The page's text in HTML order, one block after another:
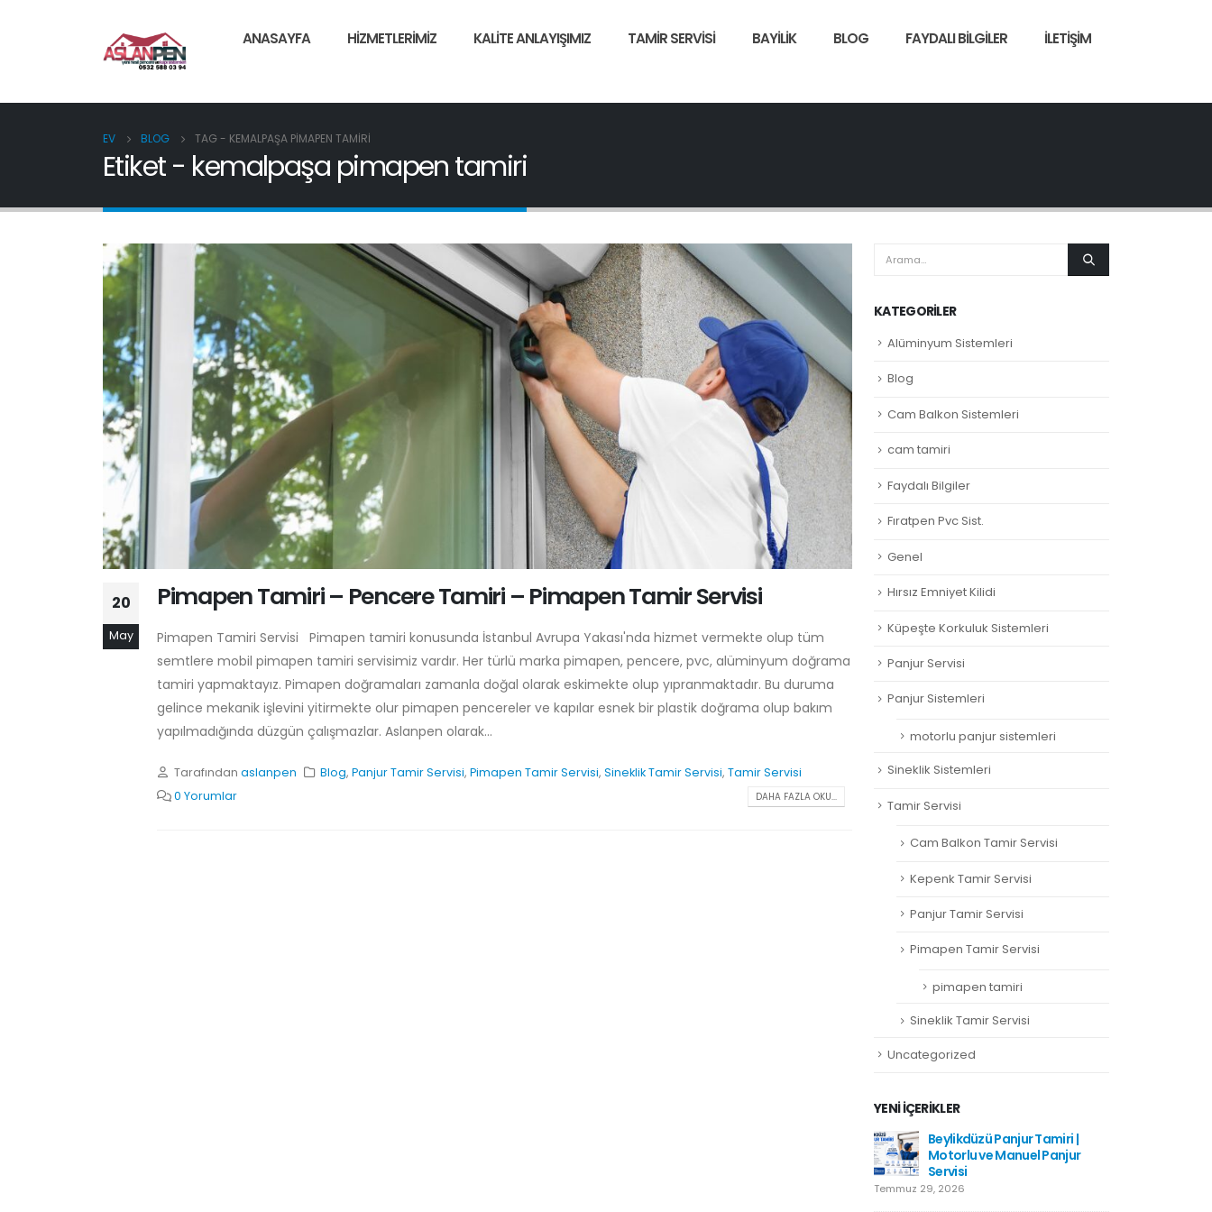
ANASAYFA HIZMETLERIMIZ KALITE ANLAYIŞIMIZ TAMIR SERVISI BAYILIK BLOG FAYDALI BILGILER İLETIŞIM
EV BLOG TAG - KEMALPAŞA PIMAPEN TAMIRI
Etiket - kemalpaşa pimapen tamiri
20
May
Pimapen Tamiri – Pencere Tamiri – Pimapen Tamir Servisi
Pimapen Tamiri Servisi Pimapen tamiri konusunda İstanbul Avrupa Yakası'nda hizmet vermekte olup tüm
semtlere mobil pimapen tamiri servisimiz vardır. Her türlü marka pimapen, pencere, pvc, alüminyum doğrama
tamiri yapmaktayız. Pimapen doğramaları zamanla doğal olarak eskimekte olup yıpranmaktadır. Bu duruma
gelince mekanik işlevini yitirmekte olur pimapen pencereler ve kapılar esnek bir plastik doğrama olup bakım
yapılmadığında düzgün çalışmazlar. Aslanpen olarak...
Tarafından aslanpen Blog,Panjur Tamir Servisi,Pimapen Tamir Servisi,Sineklik Tamir Servisi,Tamir Servisi
0 Yorumlar
DAHA FAZLA OKU...
KATEGORILER
Alüminyum Sistemleri
Blog
Cam Balkon Sistemleri
cam tamiri
Faydalı Bilgiler
Fıratpen Pvc Sist.
Genel
Hırsız Emniyet Kilidi
Küpeşte Korkuluk Sistemleri
Panjur Servisi
Panjur Sistemleri
motorlu panjur sistemleri
Sineklik Sistemleri
Tamir Servisi
Cam Balkon Tamir Servisi
Kepenk Tamir Servisi
Panjur Tamir Servisi
Pimapen Tamir Servisi
pimapen tamiri
Sineklik Tamir Servisi
Uncategorized
YENI İÇERIKLER
Beylikdüzü Panjur Tamiri |
Motorlu ve Manuel Panjur
Servisi
Temmuz 29, 2026